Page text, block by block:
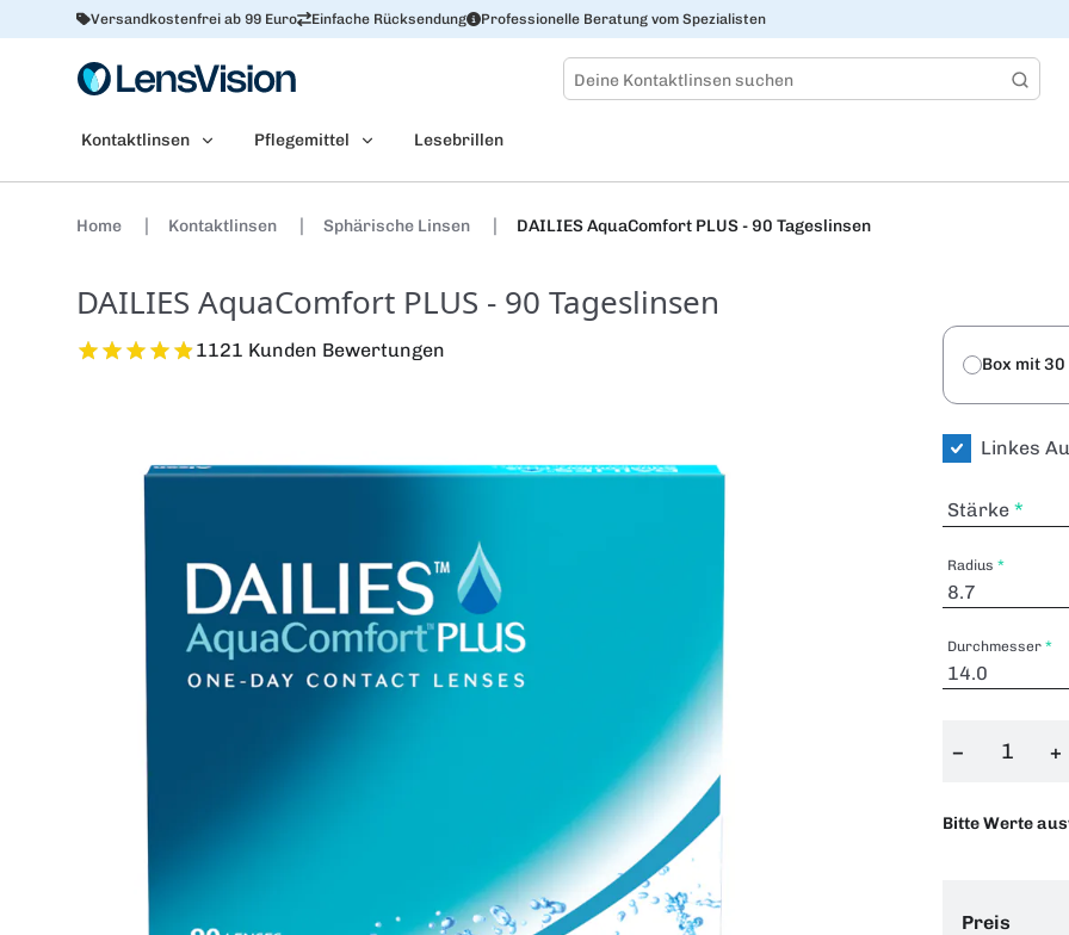
Versandkostenfrei ab 99 Euro Einfache Rücksendung Professionelle Beratung vom Spezialisten
Kontaktlinsen Pflegemittel Lesebrillen
Home Kontaktlinsen Sphärische Linsen DAILIES AquaComfort PLUS - 90 Tageslinsen
DAILIES AquaComfort PLUS - 90 Tageslinsen
1121 Kunden Bewertungen
Box mit 30
Linkes
Stärke
Radius
Durchmesser
− +
Bitte Werte
Preis